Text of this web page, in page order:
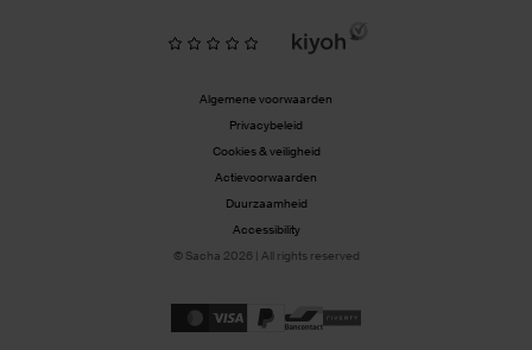
Algemene voorwaarden
Privacybeleid
Cookies & veiligheid
Actievoorwaarden
Duurzaamheid
Accessibility
© Sacha 2026 | All rights reserved